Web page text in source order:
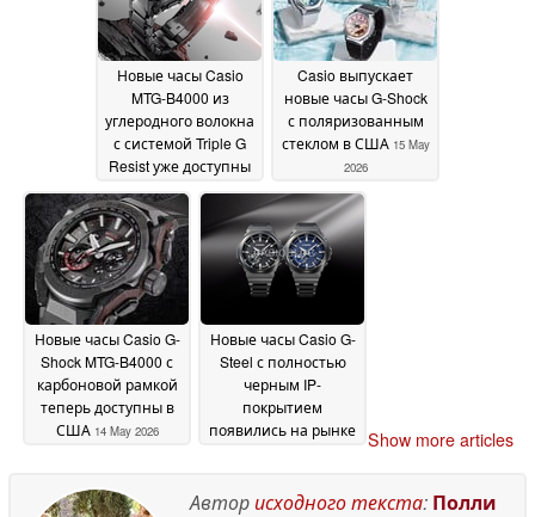
Новые часы Casio
MTG-B4000 из
углеродного волокна
с системой Triple G
Resist уже доступны
15 May
2026
Casio выпускает
новые часы G-Shock
с поляризованным
стеклом в США 15 May
2026
Новые часы Casio G-
Shock MTG-B4000 с
карбоновой рамкой
теперь доступны в
США 14 May 2026
Новые часы Casio G-
Steel с полностью
черным IP-
покрытием
появились на рынке Show more articles
Авторисходного текста: Полли